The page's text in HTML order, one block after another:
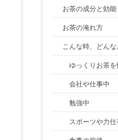
お茶の成分と効能
お茶の淹れ方
こんな時、どん
ゆっくりお茶を
会社や仕事中
勉強中
スポーツや力